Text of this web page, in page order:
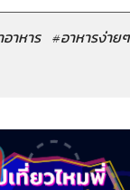
าหาร #อาหารง่ายๆ